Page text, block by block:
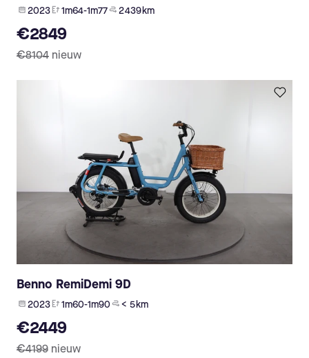
2023 1m64-1m77 2 439 km
€2849
€8104 nieuw
Benno RemiDemi 9D
2023 1m60-1m90 < 5 km
€2449
€4199 nieuw